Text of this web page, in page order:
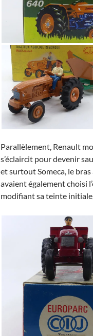
Parallèlement, Renault
s’éclaircit pour devenir
et surtout Someca, le
avaient également choisi
modifiant sa teinte